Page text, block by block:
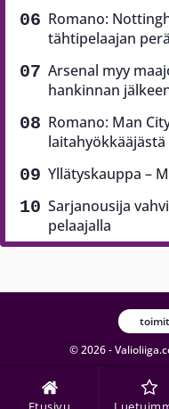
Romano:
tähtipelaajan
Arsenal myy
hankinnan
Romano: Man
Yllätyskauppa –
Sarjanousija
pelaajalla
© 2026 -